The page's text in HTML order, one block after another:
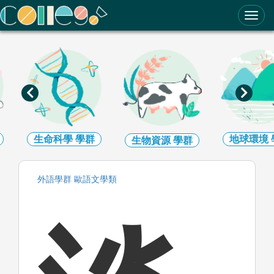
ColleGo! 大學選才與高中育才輔助系統
生命科學 學群 生物資源學群 地球環境
外語學群 歐語文學類